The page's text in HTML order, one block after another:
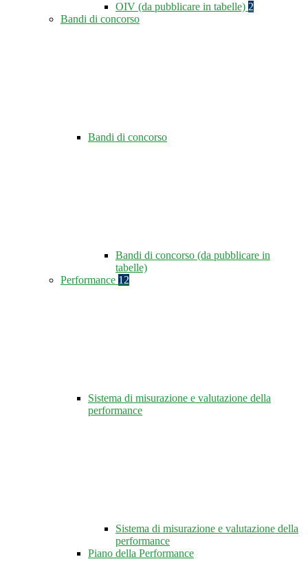
OIV (da pubblicare in tabelle) 2
Bandi di concorso
Bandi di concorso
Bandi di concorso (da pubblicare in
tabelle)
Performance 12
Sistema di misurazione e valutazione della
performance
Sistema di misurazione e valutazione della
performance
Piano della Performance